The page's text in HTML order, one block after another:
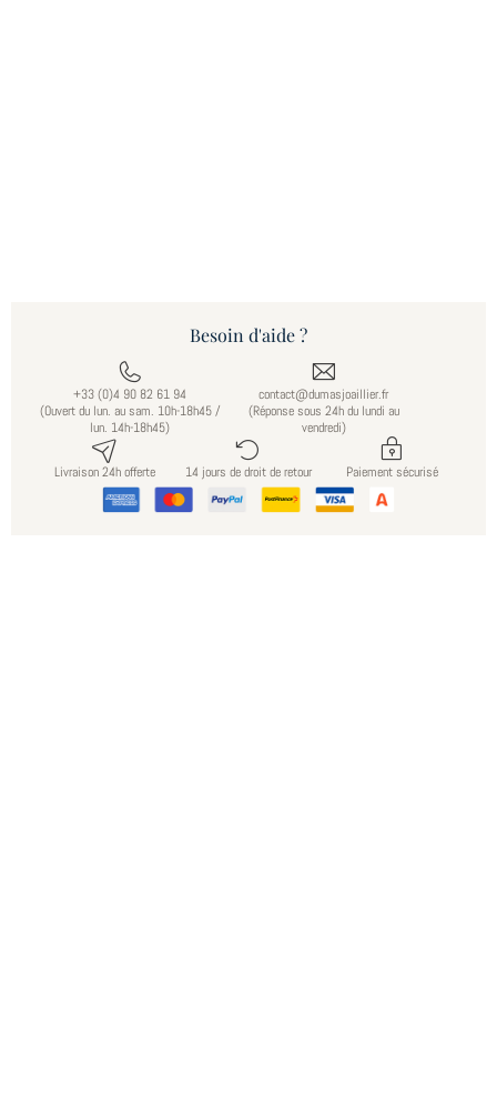
Besoin d'aide ?
+33 (0)4 90 82 61 94
(Ouvert du lun. au sam. 10h-18h45 /
lun. 14h-18h45)
contact@dumasjoaillier.fr
(Réponse sous 24h du lundi au
vendredi)
Livraison 24h offerte 14 jours de droit de retour Paiement sécurisé